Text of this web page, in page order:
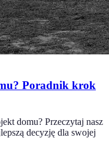
Poradnik krok
domu? Przeczytaj nasz
decyzję dla swojej